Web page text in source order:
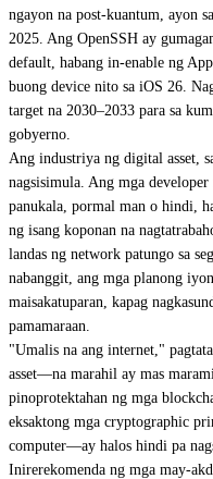
ngayon na post-kuantum, ayon
2025. Ang OpenSSH ay
default, habang in-enable ng
buong device nito sa iOS 26.
target na 2030–2033 para sa
gobyerno.
Ang industriya ng digital asset,
nagsisimula. Ang mga
panukala, pormal man o hindi,
ng isang koponan na
landas ng network patungo sa
nabanggit, ang mga planong
maisakatuparan, kapag
pamamaraan.
"Umalis na ang internet,"
asset—na marahil ay mas
pinoprotektahan ng mga
eksaktong mga cryptographic
computer—ay halos hindi pa
Inirerekomenda ng mga may-